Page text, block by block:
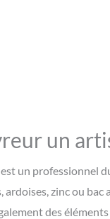
un
un professionnel
ardoises, zinc ou
des